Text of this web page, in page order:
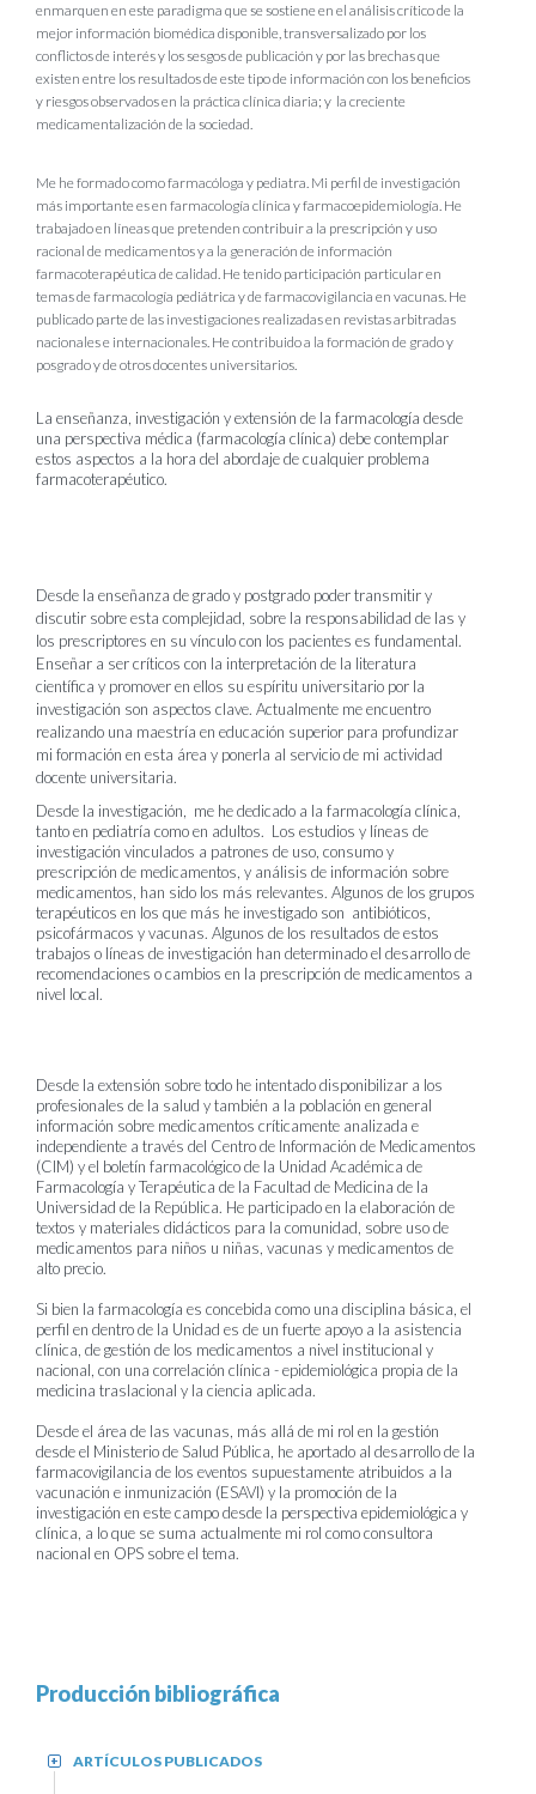
enmarquen en este paradigma que se sostiene en el análisis crítico de la
mejor información biomédica disponible, transversalizado por los
conflictos de interés y los sesgos de publicación y por las brechas que
existen entre los resultados de este tipo de información con los beneficios
y riesgos observados en la práctica clínica diaria; y la creciente
medicamentalización de la sociedad.
Me he formado como farmacóloga y pediatra. Mi perfil de investigación
más importante es en farmacología clínica y farmacoepidemiología. He
trabajado en líneas que pretenden contribuir a la prescripción y uso
racional de medicamentos y a la generación de información
farmacoterapéutica de calidad. He tenido participación particular en
temas de farmacología pediátrica y de farmacovigilancia en vacunas. He
publicado parte de las investigaciones realizadas en revistas arbitradas
nacionales e internacionales. He contribuido a la formación de grado y
posgrado y de otros docentes universitarios.
La enseñanza, investigación y extensión de la farmacología desde
una perspectiva médica (farmacología clínica) debe contemplar
estos aspectos a la hora del abordaje de cualquier problema
farmacoterapéutico.
Desde la enseñanza de grado y postgrado poder transmitir y
discutir sobre esta complejidad, sobre la responsabilidad de las y
los prescriptores en su vínculo con los pacientes es fundamental.
Enseñar a ser críticos con la interpretación de la literatura
científica y promover en ellos su espíritu universitario por la
investigación son aspectos clave. Actualmente me encuentro
realizando una maestría en educación superior para profundizar
mi formación en esta área y ponerla al servicio de mi actividad
docente universitaria.
Desde la investigación, me he dedicado a la farmacología clínica,
tanto en pediatría como en adultos. Los estudios y líneas de
investigación vinculados a patrones de uso, consumo y
prescripción de medicamentos, y análisis de información sobre
medicamentos, han sido los más relevantes. Algunos de los grupos
terapéuticos en los que más he investigado son antibióticos,
psicofármacos y vacunas. Algunos de los resultados de estos
trabajos o líneas de investigación han determinado el desarrollo de
recomendaciones o cambios en la prescripción de medicamentos a
nivel local.
Desde la extensión sobre todo he intentado disponibilizar a los
profesionales de la salud y también a la población en general
información sobre medicamentos críticamente analizada e
independiente a través del Centro de Información de Medicamentos
(CIM) y el boletín farmacológico de la Unidad Académica de
Farmacología y Terapéutica de la Facultad de Medicina de la
Universidad de la República. He participado en la elaboración de
textos y materiales didácticos para la comunidad, sobre uso de
medicamentos para niños u niñas, vacunas y medicamentos de
alto precio.
Si bien la farmacología es concebida como una disciplina básica, el
perfil en dentro de la Unidad es de un fuerte apoyo a la asistencia
clínica, de gestión de los medicamentos a nivel institucional y
nacional, con una correlación clínica - epidemiológica propia de la
medicina traslacional y la ciencia aplicada.
Desde el área de las vacunas, más allá de mi rol en la gestión
desde el Ministerio de Salud Pública, he aportado al desarrollo de la
farmacovigilancia de los eventos supuestamente atribuidos a la
vacunación e inmunización (ESAVI) y la promoción de la
investigación en este campo desde la perspectiva epidemiológica y
clínica, a lo que se suma actualmente mi rol como consultora
nacional en OPS sobre el tema.
Producción bibliográfica
ARTÍCULOS PUBLICADOS
+